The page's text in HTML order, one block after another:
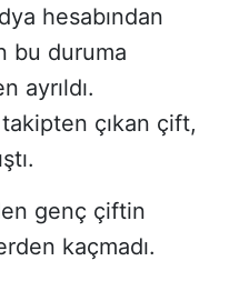
hesabından
bu duruma
ayrıldı.
çıkan çift,
genç çiftin
kaçmadı.